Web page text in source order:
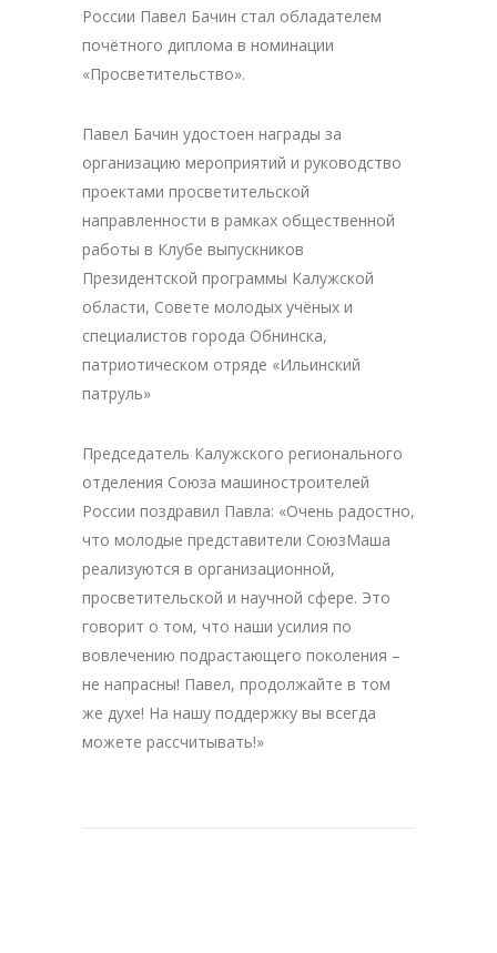
России Павел Бачин стал обладателем
почётного диплома в номинации
«Просветительство».
Павел Бачин удостоен награды за
организацию мероприятий и руководство
проектами просветительской
направленности в рамках общественной
работы в Клубе выпускников
Президентской программы Калужской
области, Совете молодых учёных и
специалистов города Обнинска,
патриотическом отряде «Ильинский
патруль»
Председатель Калужского регионального
отделения Союза машиностроителей
России поздравил Павла: «Очень радостно,
что молодые представители СоюзМаша
реализуются в организационной,
просветительской и научной сфере. Это
говорит о том, что наши усилия по
вовлечению подрастающего поколения –
не напрасны! Павел, продолжайте в том
же духе! На нашу поддержку вы всегда
можете рассчитывать!»